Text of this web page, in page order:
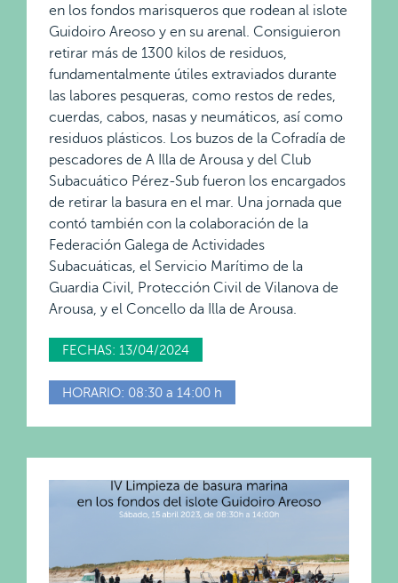
en los fondos marisqueros que rodean al islote
Guidoiro Areoso y en su arenal. Consiguieron
retirar más de 1300 kilos de residuos,
fundamentalmente útiles extraviados durante
las labores pesqueras, como restos de redes,
cuerdas, cabos, nasas y neumáticos, así como
residuos plásticos. Los buzos de la Cofradía de
pescadores de A Illa de Arousa y del Club
Subacuático Pérez-Sub fueron los encargados
de retirar la basura en el mar. Una jornada que
contó también con la colaboración de la
Federación Galega de Actividades
Subacuáticas, el Servicio Marítimo de la
Guardia Civil, Protección Civil de Vilanova de
Arousa, y el Concello da Illa de Arousa.
FECHAS: 13/04/2024
HORARIO: 08:30 a 14:00 h